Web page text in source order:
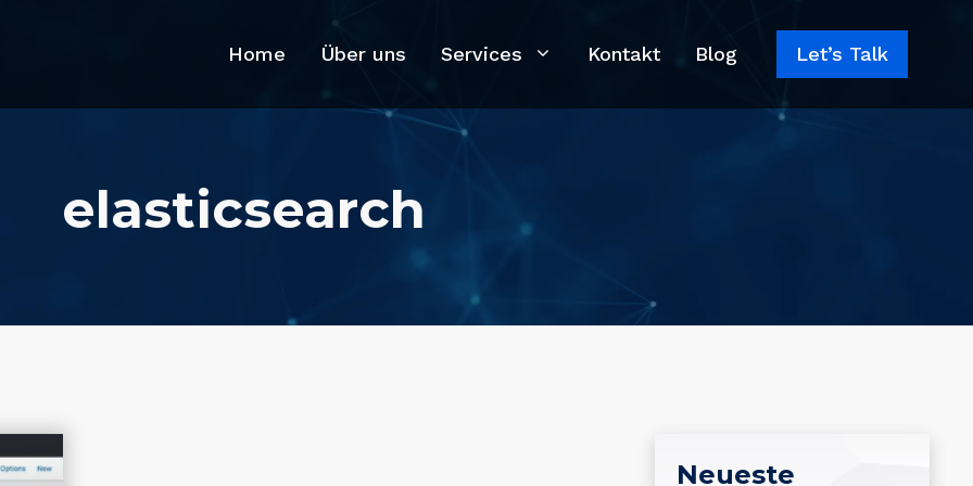
Home Über uns Services Kontakt Blog Let’s Talk
elasticsearch
Neueste